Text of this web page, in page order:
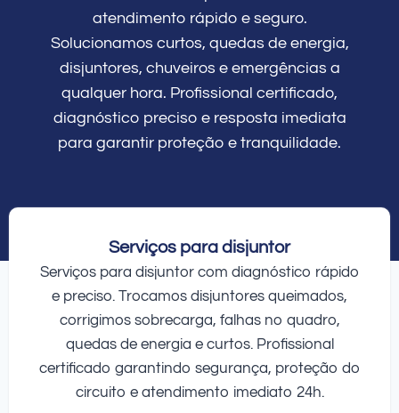
atendimento rápido e seguro.
Solucionamos curtos, quedas de energia,
disjuntores, chuveiros e emergências a
qualquer hora. Profissional certificado,
diagnóstico preciso e resposta imediata
para garantir proteção e tranquilidade.
Serviços para disjuntor
Serviços para disjuntor com diagnóstico rápido
e preciso. Trocamos disjuntores queimados,
corrigimos sobrecarga, falhas no quadro,
quedas de energia e curtos. Profissional
certificado garantindo segurança, proteção do
circuito e atendimento imediato 24h.